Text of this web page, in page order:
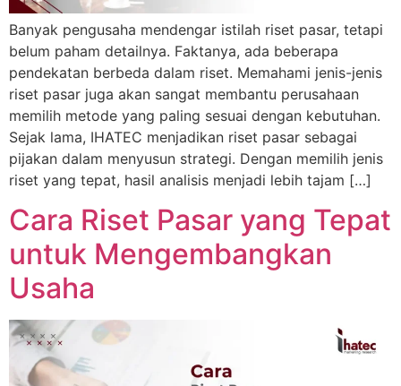
Banyak pengusaha mendengar istilah riset pasar, tetapi
belum paham detailnya. Faktanya, ada beberapa
pendekatan berbeda dalam riset. Memahami jenis-jenis
riset pasar juga akan sangat membantu perusahaan
memilih metode yang paling sesuai dengan kebutuhan.
Sejak lama, IHATEC menjadikan riset pasar sebagai
pijakan dalam menyusun strategi. Dengan memilih jenis
riset yang tepat, hasil analisis menjadi lebih tajam […]
Cara Riset Pasar yang Tepat
untuk Mengembangkan
Usaha